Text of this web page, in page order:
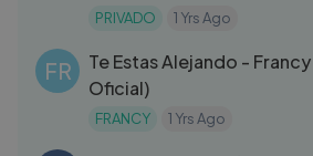
PRIVADO 1 Yrs Ago
FR
Te Estas Alejando -
Oficial)
FRANCY 1 Yrs Ago